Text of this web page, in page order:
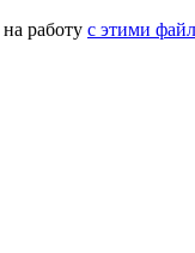
работу с этими